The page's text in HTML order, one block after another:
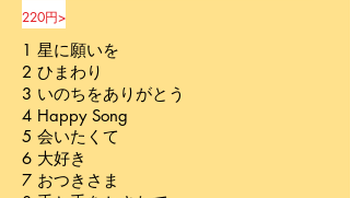
220円>
1 星に願いを
2 ひまわり
3 いのちをありがとう
4 Happy Song
5 会いたくて
6 大好き
7 おつきさま